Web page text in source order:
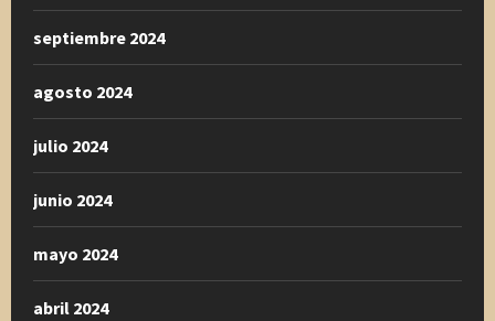
septiembre 2024
agosto 2024
julio 2024
junio 2024
mayo 2024
abril 2024